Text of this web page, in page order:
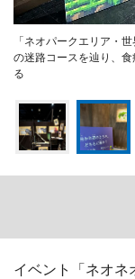
「ネオパークエリア・
の迷路コースを辿り、
る
イベント「ネオネ